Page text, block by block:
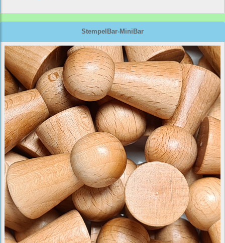
StempelBar-MiniBar